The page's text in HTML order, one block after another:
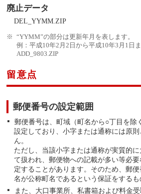
廃止データ
DEL_YYMM.ZIP
“YYMM”の部分は更新年月を表します。
例：平成10年2月2日から平成10年3月1日
ADD_9803.ZIP
留意点
郵便番号の設定範囲
郵便番号は、町域（町名から○丁目を除
設定しており、小字または通称には原
ん。
ただし、当該小字または通称が実質的
て扱われ、郵便物への記載が多い等必
定することがあります。そのため、郵
名が公称町名であるという保証をするも
また、大口事業所、私書箱および料金